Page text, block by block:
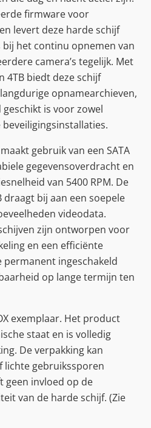
firmware voor
levert deze harde schijf
het continu opnemen van
camera’s tegelijk. Met
4TB biedt deze schijf
opnamearchieven,
is voor zowel
gebruik van een SATA
gegevensoverdracht en
van 5400 RPM. De
draagt bij aan een soepele
videodata.
zijn ontworpen voor
en een efficiënte
ingeschakeld
op lange termijn ten
exemplaar. Het product
staat en is volledig
De verpakking kan
lichte gebruikssporen
geen invloed op de
van de harde schijf. (Zie